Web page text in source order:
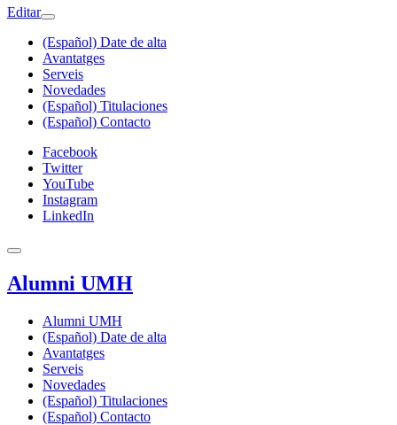
Editar
(Español) Date de alta
Avantatges
Serveis
Novedades
(Español) Titulaciones
(Español) Contacto
Facebook
Twitter
YouTube
Instagram
LinkedIn
Alumni UMH
Alumni UMH
(Español) Date de alta
Avantatges
Serveis
Novedades
(Español) Titulaciones
(Español) Contacto